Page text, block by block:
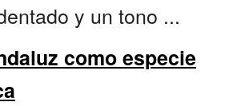
y un tono ...
como especie